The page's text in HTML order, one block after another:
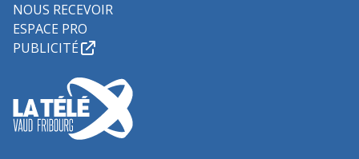
NOUS RECEVOIR
ESPACE PRO
PUBLICITÉ